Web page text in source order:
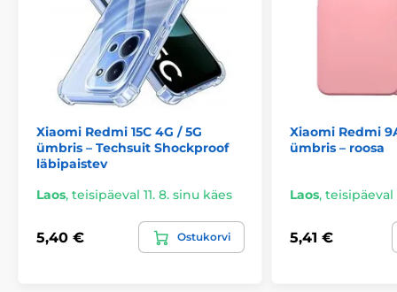
Täielik kaitse
Tänu ümbrise suletud disainile on telefon kõigilt
külgedelt täiuslikult kaitstud.
Aluse funktsioon
aluseks. Ideaalne filmide vaatamiseks või fotode
sirvimiseks.
Täpsed väljalõiked
portidele.
Xiaomi Redmi 15C 4G / 5G
ümbris – Techsuit Shockproof
läbipaistev
Laos, teisipäeval 11. 8. sinu käes
5,40 € Ostukorvi
Xiaomi Redmi
ümbris – roosa
Laos, teisipäeval
5,41 €